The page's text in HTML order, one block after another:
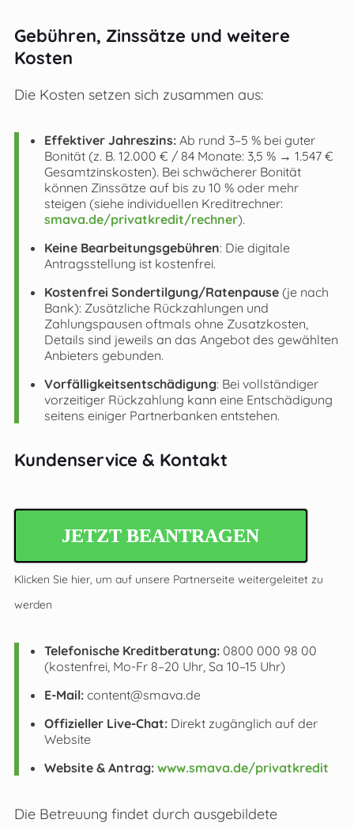
Gebühren, Zinssätze und weitere
Kosten
Die Kosten setzen sich zusammen aus:
Effektiver Jahreszins:Ab rund 3–5 % bei guter
Bonität (z. B. 12.000 € / 84 Monate: 3,5 % → 1.547 €
Gesamtzinskosten). Bei schwächerer Bonität
können Zinssätze auf bis zu 10 % oder mehr
steigen (siehe individuellen Kreditrechner:
smava.de/privatkredit/rechner).
Keine Bearbeitungsgebühren: Die digitale
Antragsstellung ist kostenfrei.
Kostenfrei Sondertilgung/Ratenpause(je nach
Bank): Zusätzliche Rückzahlungen und
Zahlungspausen oftmals ohne Zusatzkosten,
Details sind jeweils an das Angebot des gewählten
Anbieters gebunden.
Vorfälligkeitsentschädigung: Bei vollständiger
vorzeitiger Rückzahlung kann eine Entschädigung
seitens einiger Partnerbanken entstehen.
Kundenservice & Kontakt
JETZT BEANTRAGEN
Klicken Sie hier, um auf unsere Partnerseite weitergeleitet zu
werden
Telefonische Kreditberatung:0800 000 98 00
(kostenfrei, Mo-Fr 8–20 Uhr, Sa 10–15 Uhr)
E-Mail: content@smava.de
Offizieller Live-Chat:Direkt zugänglich auf der
Website
Website & Antrag: www.smava.de/privatkredit
Die Betreuung findet durch ausgebildete